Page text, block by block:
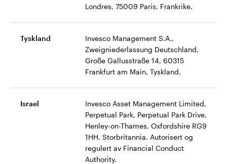
Londres, 75009 Paris, Frankrike.
Tyskland
Invesco Management S.A.,
Zweigniederlassung Deutschland,
Große Gallusstraße 14, 60315
Frankfurt am Main, Tyskland.
Israel
Invesco Asset Management Limited,
Perpetual Park, Perpetual Park Drive,
Henley-on-Thames, Oxfordshire RG9
1HH, Storbritannia. Autorisert og
regulert av Financial Conduct
Authority.